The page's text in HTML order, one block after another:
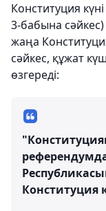
Конституция
3-бабына сәйкес)
жаңа
сәйкес, құжат
өзгереді:
Конституция